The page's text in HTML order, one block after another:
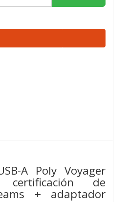
A Poly Voyager
de
+ adaptador